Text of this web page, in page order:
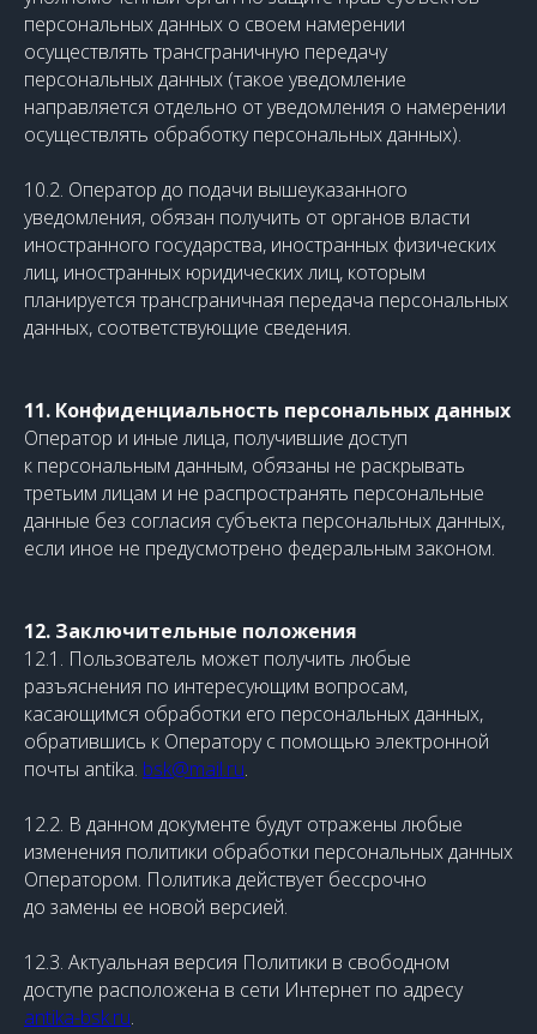
персональных данных о своем намерении
осуществлять трансграничную передачу
персональных данных (такое уведомление
направляется отдельно от уведомления о намерении
осуществлять обработку персональных данных).
10.2. Оператор до подачи вышеуказанного
уведомления, обязан получить от органов власти
иностранного государства, иностранных физических
лиц, иностранных юридических лиц, которым
планируется трансграничная передача персональных
данных, соответствующие сведения.
11. Конфиденциальность персональных данных
Оператор и иные лица, получившие доступ
к персональным данным, обязаны не раскрывать
третьим лицам и не распространять персональные
данные без согласия субъекта персональных данных,
если иное не предусмотрено федеральным законом.
12. Заключительные положения
12.1. Пользователь может получить любые
разъяснения по интересующим вопросам,
касающимся обработки его персональных данных,
обратившись к Оператору с помощью электронной
почты antika. bsk@mail.ru.
12.2. В данном документе будут отражены любые
изменения политики обработки персональных данных
Оператором. Политика действует бессрочно
до замены ее новой версией.
12.3. Актуальная версия Политики в свободном
доступе расположена в сети Интернет по адресу
antika-bsk.ru.